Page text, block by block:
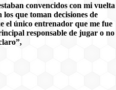
convencidos con mi vuelta
que toman decisiones de
el único entrenador que me fue
responsable de jugar o no